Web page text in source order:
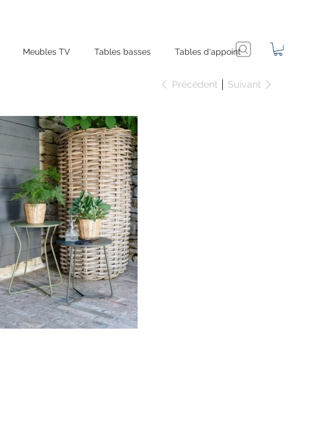
Meubles TV Tables basses Tables d'appoint
Précédent Suivant